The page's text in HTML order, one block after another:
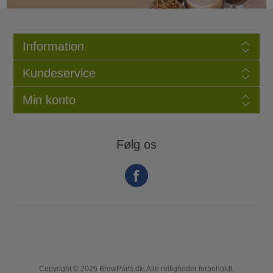
Information
Kundeservice
Min konto
Følg os
Copyright © 2026 BrewParts.dk. Alle rettigheder forbeholdt.